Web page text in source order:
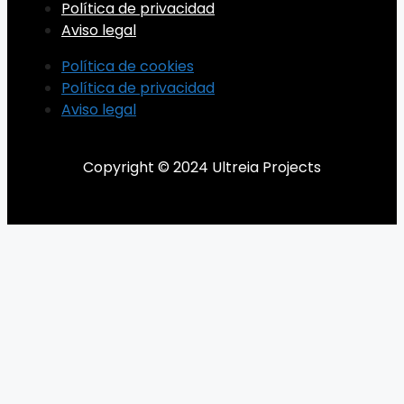
Política de privacidad
Aviso legal
Política de cookies
Política de privacidad
Aviso legal
Copyright © 2024 Ultreia Projects